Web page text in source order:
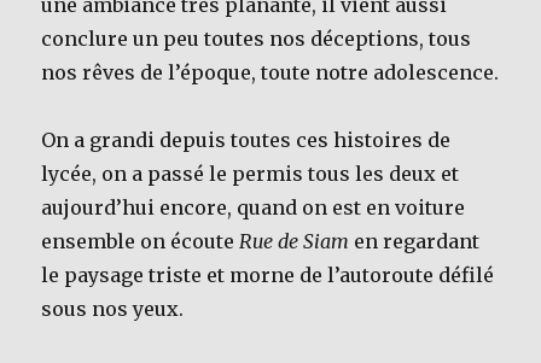
une ambiance très planante, il vient aussi
conclure un peu toutes nos déceptions, tous
nos rêves de l’époque, toute notre adolescence.
On a grandi depuis toutes ces histoires de
lycée, on a passé le permis tous les deux et
aujourd’hui encore, quand on est en voiture
ensemble on écouteRue de Siam en regardant
le paysage triste et morne de l’autoroute défilé
sous nos yeux.